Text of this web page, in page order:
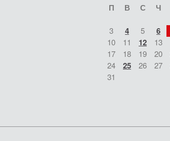
П В С Ч
3 4 5 6
10
11 12 13
17
18 19 20
24
25 26 27
31